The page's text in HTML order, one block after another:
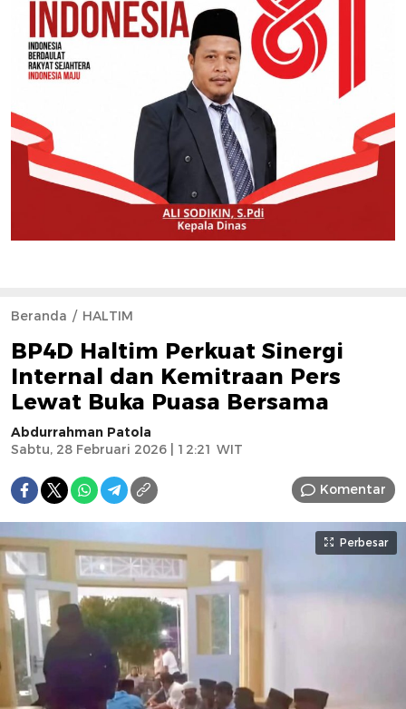
Beranda HALTIM
BP4D Haltim Perkuat Sinergi
Internal dan Kemitraan Pers
Lewat Buka Puasa Bersama
Abdurrahman Patola
Sabtu, 28 Februari 2026 | 12:21 WIT
Komentar
Perbesar